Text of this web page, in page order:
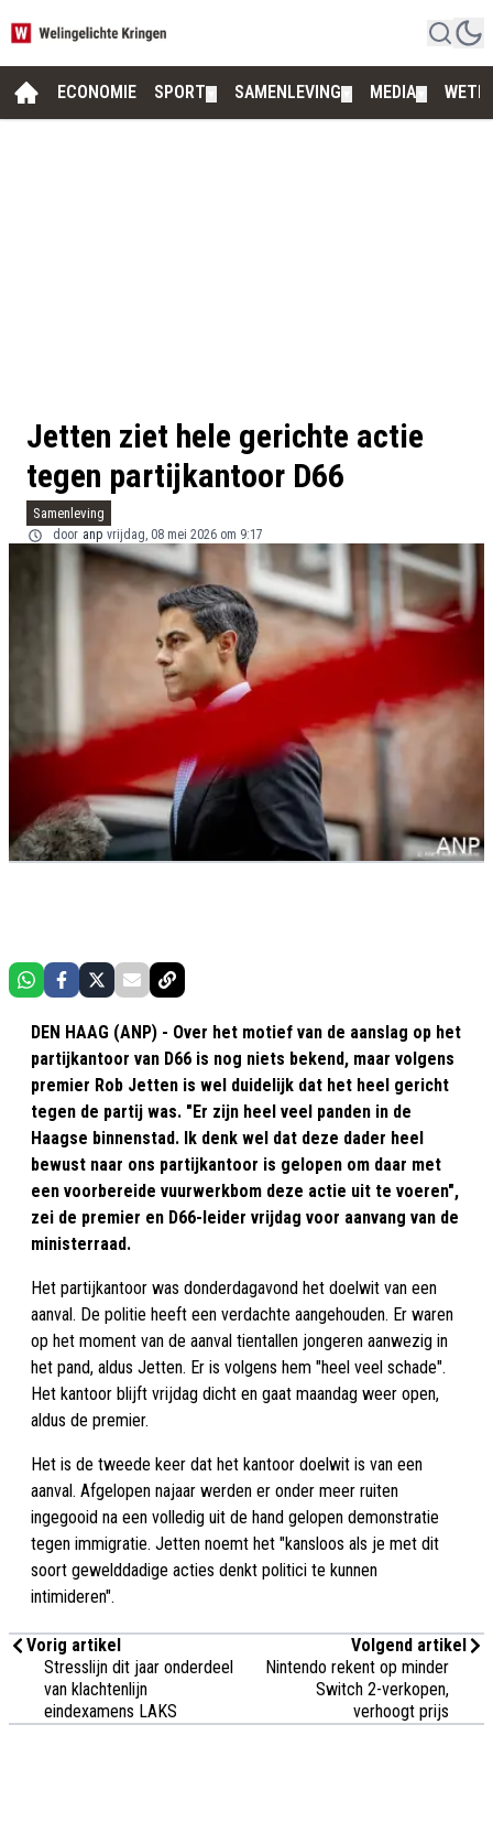
ECONOMIE SPORT SAMENLEVING MEDIA
Jetten ziet hele gerichte actie
tegen partijkantoor D66
Samenleving
door anp vrijdag, 08 mei 2026 om 9:17
DEN HAAG (ANP) - Over het motief van de aanslag op het
partijkantoor van D66 is nog niets bekend, maar volgens
premier Rob Jetten is wel duidelijk dat het heel gericht
tegen de partij was. "Er zijn heel veel panden in de
Haagse binnenstad. Ik denk wel dat deze dader heel
bewust naar ons partijkantoor is gelopen om daar met
een voorbereide vuurwerkbom deze actie uit te voeren",
zei de premier en D66-leider vrijdag voor aanvang van de
ministerraad.
Het partijkantoor was donderdagavond het doelwit van een
aanval. De politie heeft een verdachte aangehouden. Er waren
op het moment van de aanval tientallen jongeren aanwezig in
het pand, aldus Jetten. Er is volgens hem "heel veel schade".
Het kantoor blijft vrijdag dicht en gaat maandag weer open,
aldus de premier.
Het is de tweede keer dat het kantoor doelwit is van een
aanval. Afgelopen najaar werden er onder meer ruiten
ingegooid na een volledig uit de hand gelopen demonstratie
tegen immigratie. Jetten noemt het "kansloos als je met dit
soort gewelddadige acties denkt politici te kunnen
intimideren".
Vorig artikel
Stresslijn dit jaar onderdeel
van klachtenlijn
eindexamens LAKS
Volgend artikel
Nintendo rekent op minder
Switch 2-verkopen,
verhoogt prijs